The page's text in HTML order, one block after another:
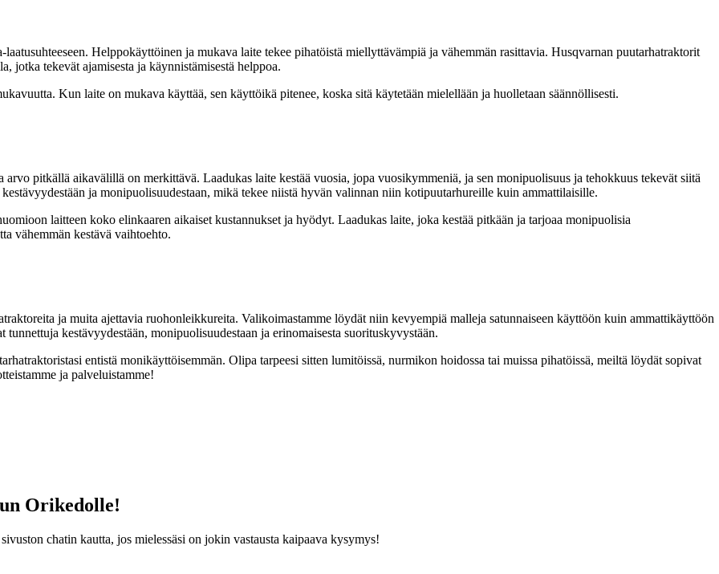
Helppokäyttöinen ja mukava laite tekee pihatöistä miellyttävämpiä ja vähemmän rasittavia. Husqvarnan puutarhatraktorit
jotka tekevät ajamisesta ja käynnistämisestä helppoa.
Kun laite on mukava käyttää, sen käyttöikä pitenee, koska sitä käytetään mielellään ja huolletaan säännöllisesti.
pitkällä aikavälillä on merkittävä. Laadukas laite kestää vuosia, jopa vuosikymmeniä, ja sen monipuolisuus ja tehokkuus tekevät siitä
ja monipuolisuudestaan, mikä tekee niistä hyvän valinnan niin kotipuutarhureille kuin ammattilaisille.
laitteen koko elinkaaren aikaiset kustannukset ja hyödyt. Laadukas laite, joka kestää pitkään ja tarjoaa monipuolisia
vähemmän kestävä vaihtoehto.
ja muita ajettavia ruohonleikkureita. Valikoimastamme löydät niin kevyempiä malleja satunnaiseen käyttöön kuin ammattikäyttöön
kestävyydestään, monipuolisuudestaan ja erinomaisesta suorituskyvystään.
entistä monikäyttöisemmän. Olipa tarpeesi sitten lumitöissä, nurmikon hoidossa tai muissa pihatöissä, meiltä löydät sopivat
ja palveluistamme!
Orikedolle!
chatin kautta, jos mielessäsi on jokin vastausta kaipaava kysymys!